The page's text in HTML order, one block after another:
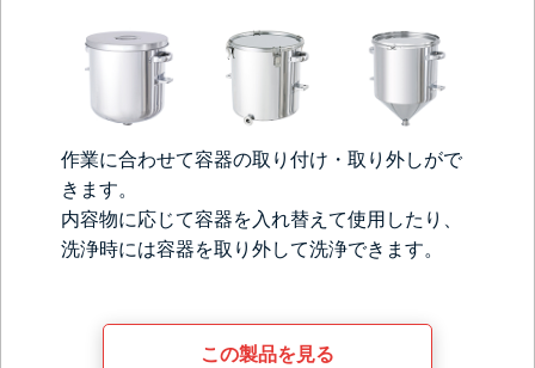
作業に合わせて容器の取り付け・取り外しがで
きます。
内容物に応じて容器を入れ替えて使用したり、
洗浄時には容器を取り外して洗浄できます。
この製品を見る